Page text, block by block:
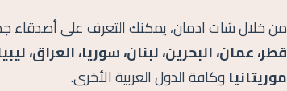
من خلال شات ادمان، يمكنك التعرف على أصدقاء
قطر، عمان، البحرين، لبنان، سوريا، العراق،
موريتانيا وكافة الدول العربية الأخرى.